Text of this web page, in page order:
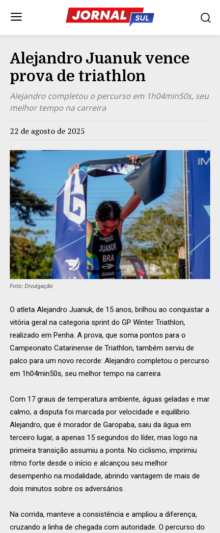
Alejandro Juanuk vence
prova de triathlon
Alejandro completou o percurso em 1h04min50s, seu
melhor tempo na carreira
22 de agosto de 2025
Foto: Divulgação
O atleta Alejandro Juanuk, de 15 anos, brilhou ao conquistar a
vitória geral na categoria sprint do GP Winter Triathlon,
realizado em Penha. A prova, que soma pontos para o
Campeonato Catarinense de Triathlon, também serviu de
palco para um novo recorde: Alejandro completou o percurso
em 1h04min50s, seu melhor tempo na carreira.
Com 17 graus de temperatura ambiente, águas geladas e mar
calmo, a disputa foi marcada por velocidade e equilíbrio.
Alejandro, que é morador de Garopaba, saiu da água em
terceiro lugar, a apenas 15 segundos do líder, mas logo na
primeira transição assumiu a ponta. No ciclismo, imprimiu
ritmo forte desde o início e alcançou seu melhor
desempenho na modalidade, abrindo vantagem de mais de
dois minutos sobre os adversários.
Na corrida, manteve a consistência e ampliou a diferença,
cruzando a linha de chegada com autoridade. O percurso do